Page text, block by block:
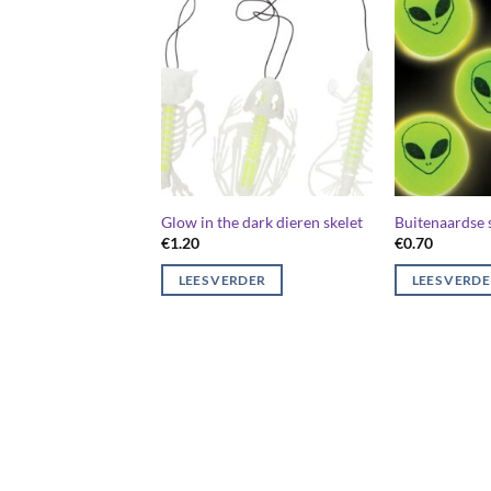
Glow in the dark dieren skelet
€1.20
LEES VERDER
Buitenaardse
€0.70
LEES